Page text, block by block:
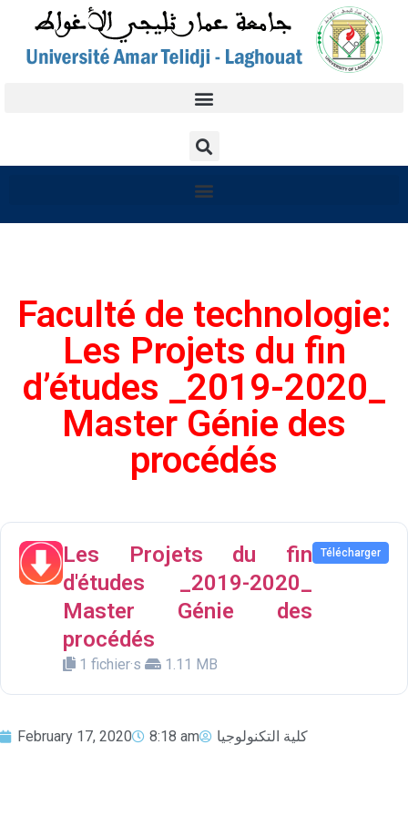
Faculté de technologie:
Les Projets du fin
d’études _2019-2020_
Master Génie des
procédés
Les Projets du fin
d'études _2019-2020_
Master Génie des
procédés
1 fichier·s 1.11 MB
Télécharger
February 17, 2020 8:18 am كلية التكنولوجيا